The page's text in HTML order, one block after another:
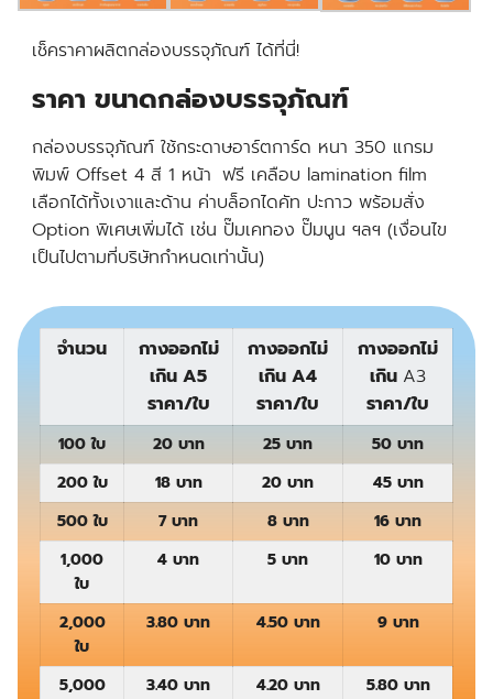
เช็คราคาผลิตกล่องบรรจุภัณฑ์ ได้ที่นี่!
ราคา ขนาดกล่องบรรจุภัณฑ์
กล่องบรรจุภัณฑ์ ใช้กระดาษอาร์ตการ์ด หนา 350 แกรม
พิมพ์ Offset 4 สี 1 หน้า ฟรี เคลือบ lamination film
เลือกได้ทั้งเงาและด้าน ค่าบล็อกไดคัท ปะกาว พร้อมสั่ง
Option พิเศษเพิ่มได้ เช่น ปั๊มเคทอง ปั๊มนูน ฯลฯ (เงื่อนไข
เป็นไปตามที่บริษัทกำหนดเท่านั้น)
จำนวน
กางออกไม่
เกิน A5
ราคา/ใบ
กางออกไม่
เกิน A4
ราคา/ใบ
กางออกไม่
เกิน A3
ราคา/ใบ
100 ใบ 20 บาท 25 บาท
50 บาท
200 ใบ
18 บาท 20 บาท
45 บาท
500 ใบ
7 บาท 8 บาท
16 บาท
1,000
ใบ
4 บาท 5 บาท 10 บาท
2,000
ใบ
3.80 บาท 4.50 บาท 9 บาท
5,000
3.40 บาท 4.20 บาท 5.80 บาท